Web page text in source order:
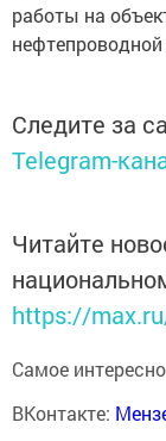
работы на
Следите за
Telegram-
Читайте
https://
Самое
ВКонтакте: